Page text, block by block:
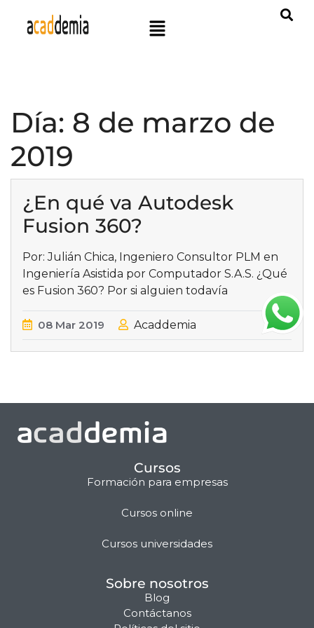
Día: 8 de marzo de
2019
¿En qué va Autodesk
Fusion 360?
Por: Julián Chica, Ingeniero Consultor PLM en
Ingeniería Asistida por Computador S.A.S. ¿Qué
es Fusion 360? Por si alguien todavía
08 Mar 2019 Acaddemia
Cursos
Formación para empresas
Cursos online
Cursos universidades
Sobre nosotros
Blog
Contáctanos